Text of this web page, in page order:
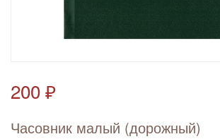
200 ₽
Часовник малый (дорожный)